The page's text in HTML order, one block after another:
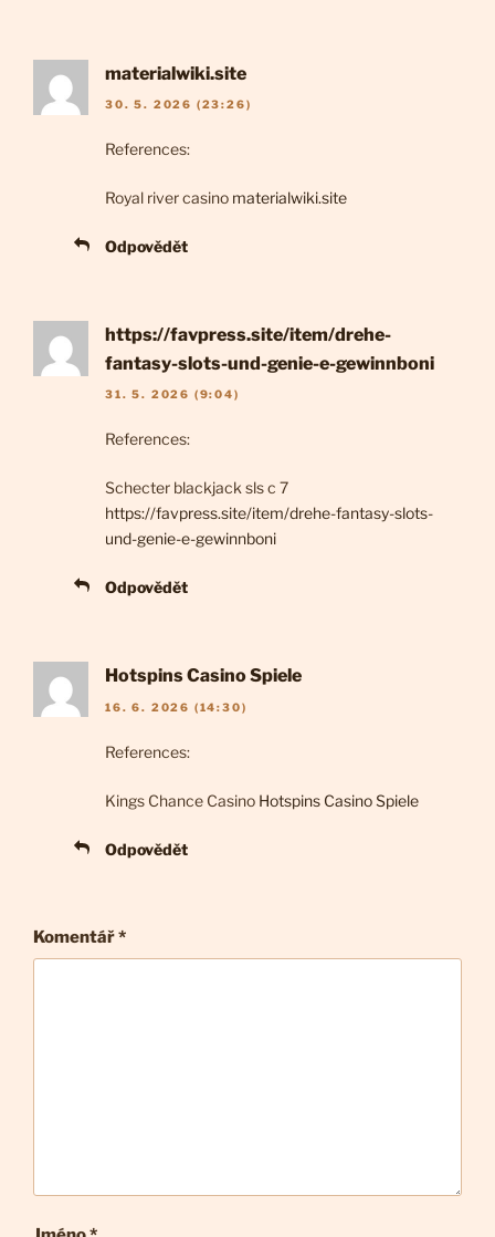
materialwiki.site
30. 5. 2026 (23:26)
References:
Royal river casino materialwiki.site
Odpovědět
https://favpress.site/item/drehe-
fantasy-slots-und-genie-e-gewinnboni
31. 5. 2026 (9:04)
References:
Schecter blackjack sls c 7
https://favpress.site/item/drehe-fantasy-slots-
und-genie-e-gewinnboni
Odpovědět
Hotspins Casino Spiele
16. 6. 2026 (14:30)
References:
Kings Chance Casino Hotspins Casino Spiele
Odpovědět
Komentář*